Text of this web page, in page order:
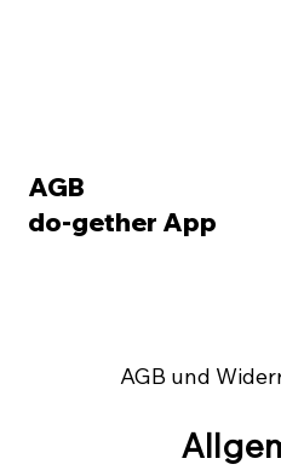
AGB
do-gether App
AGB und